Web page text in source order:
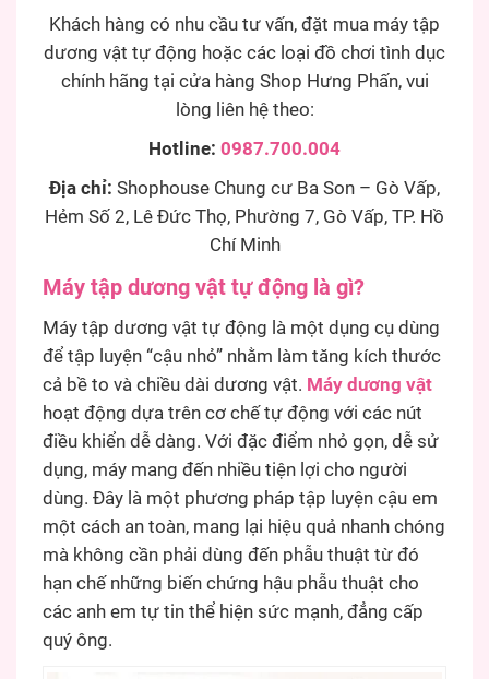
Khách hàng có nhu cầu tư vấn, đặt mua máy tập
dương vật tự động hoặc các loại đồ chơi tình dục
chính hãng tại cửa hàng Shop Hưng Phấn, vui
lòng liên hệ theo:
Hotline: 0987.700.004
Địa chỉ: Shophouse Chung cư Ba Son – Gò Vấp,
Hẻm Số 2, Lê Đức Thọ, Phường 7, Gò Vấp, TP. Hồ
Chí Minh
Máy tập dương vật tự động là gì?
Máy tập dương vật tự động là một dụng cụ dùng
để tập luyện “cậu nhỏ” nhằm làm tăng kích thước
cả bề to và chiều dài dương vật. Máy dương vật
hoạt động dựa trên cơ chế tự động với các nút
điều khiển dễ dàng. Với đặc điểm nhỏ gọn, dễ sử
dụng, máy mang đến nhiều tiện lợi cho người
dùng. Đây là một phương pháp tập luyện cậu em
một cách an toàn, mang lại hiệu quả nhanh chóng
mà không cần phải dùng đến phẫu thuật từ đó
hạn chế những biến chứng hậu phẫu thuật cho
các anh em tự tin thể hiện sức mạnh, đẳng cấp
quý ông.